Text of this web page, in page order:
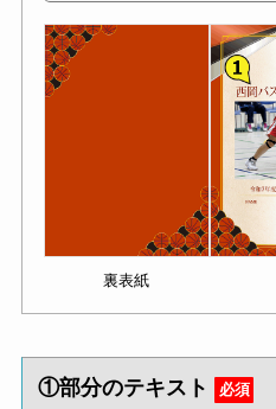
裏表紙
①部分のテキスト 必須